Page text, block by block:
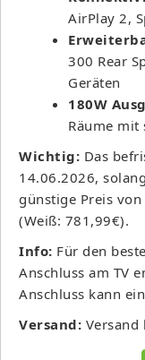
AirPlay 2,
300 Rear
Geräten
180W
Räume mit
Wichtig: Das
14.06.2026,
günstige Preis
(Weiß: 781,99€).
Info: Für den
Anschluss am TV
Anschluss kann
Versand: Versand